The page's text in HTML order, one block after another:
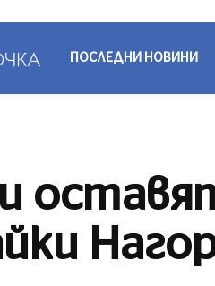
ПОСЛЕДНИ НОВИНИ